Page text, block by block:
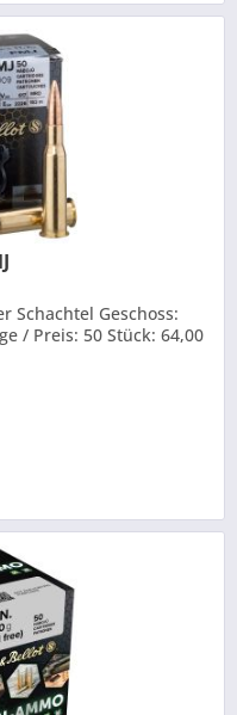
Schachtel Geschoss:
/ Preis: 50 Stück: 64,00